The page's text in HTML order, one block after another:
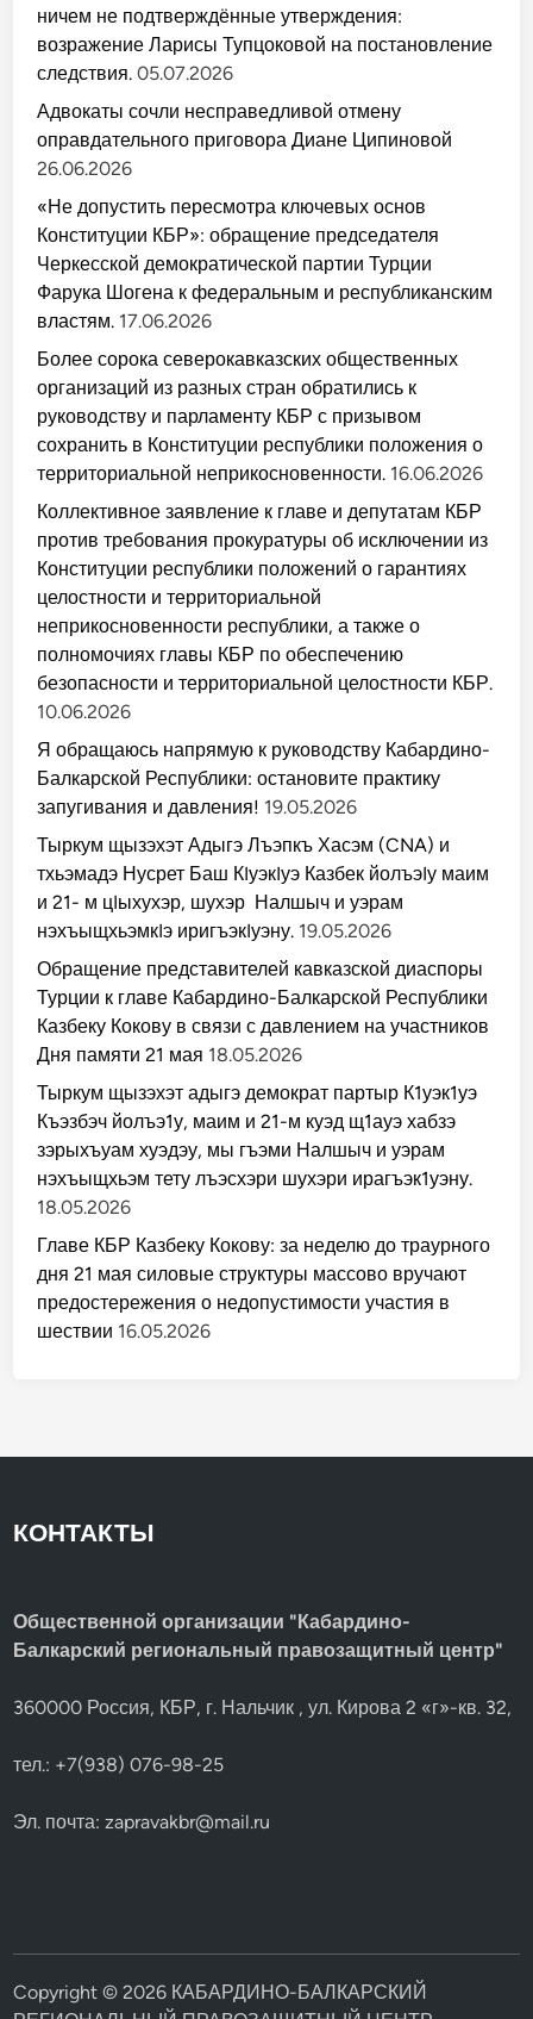
ничем не подтверждённые утверждения:
возражение Ларисы Тупцоковой на постановление
следствия. 05.07.2026
Адвокаты сочли несправедливой отмену
оправдательного приговора Диане Ципиновой
26.06.2026
«Не допустить пересмотра ключевых основ
Конституции КБР»: обращение председателя
Черкесской демократической партии Турции
Фарука Шогена к федеральным и республиканским
властям. 17.06.2026
Более сорока северокавказских общественных
организаций из разных стран обратились к
руководству и парламенту КБР с призывом
сохранить в Конституции республики положения о
территориальной неприкосновенности. 16.06.2026
Коллективное заявление к главе и депутатам КБР
против требования прокуратуры об исключении из
Конституции республики положений о гарантиях
целостности и территориальной
неприкосновенности республики, а также о
полномочиях главы КБР по обеспечению
безопасности и территориальной целостности КБР.
10.06.2026
Я обращаюсь напрямую к руководству Кабардино-
Балкарской Республики: остановите практику
запугивания и давления! 19.05.2026
Тыркум щызэхэт Адыгэ Лъэпкъ Хасэм (CNA) и
тхьэмадэ Нусрет Баш КIуэкIуэ Казбек йолъэIу маим
и 21- м цIыхухэр, шухэр Налшыч и уэрам
нэхъыщхьэмкIэ иригъэкIуэну. 19.05.2026
Обращение представителей кавказской диаспоры
Турции к главе Кабардино-Балкарской Республики
Казбеку Кокову в связи с давлением на участников
Дня памяти 21 мая 18.05.2026
Тыркум щызэхэт адыгэ демократ партыр К1уэк1уэ
Къэзбэч йолъэ1у, маим и 21-м куэд щ1ауэ хабзэ
зэрыхъуам хуэдэу, мы гъэми Налшыч и уэрам
нэхъыщхьэм тету лъэсхэри шухэри ирагъэк1уэну.
18.05.2026
Главе КБР Казбеку Кокову: за неделю до траурного
дня 21 мая силовые структуры массово вручают
предостережения о недопустимости участия в
шествии 16.05.2026
КОНТАКТЫ
Общественной организации "Кабардино-
Балкарский региональный правозащитный центр"
360000 Россия, КБР, г. Нальчик , ул. Кирова 2 «г»-кв. 32,
тел.: +7(938) 076-98-25
Эл. почта:zapravakbr@mail.ru
Copyright © 2026 КАБАРДИНО-БАЛКАРСКИЙ